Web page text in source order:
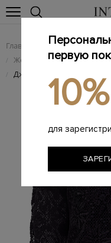
Главная Женщинам /
/ Женский трикотаж
/ Джемпер ручной работы
первую
10%
для